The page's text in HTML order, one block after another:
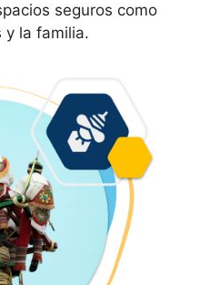
seguros como
y la familia.